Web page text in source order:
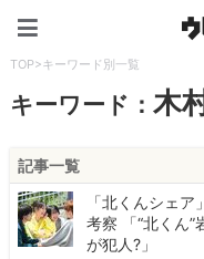
TOP>キーワード別一覧
キーワード：木
記事一覧
「北くんシェ
考察 「“北くん
が犯人?」